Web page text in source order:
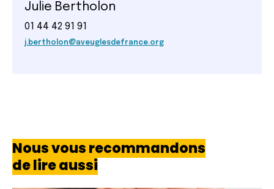
Julie Bertholon
01 44 42 91 91
j.bertholon@aveuglesdefrance.org
Nous vous recommandons
de lire aussi